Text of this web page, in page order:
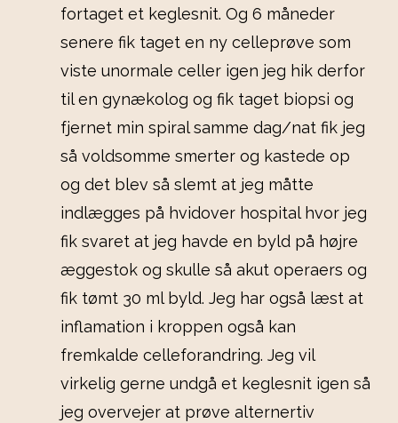
fortaget et keglesnit. Og 6 måneder
senere fik taget en ny celleprøve som
viste unormale celler igen jeg hik derfor
til en gynækolog og fik taget biopsi og
fjernet min spiral samme dag/nat fik jeg
så voldsomme smerter og kastede op
og det blev så slemt at jeg måtte
indlægges på hvidover hospital hvor jeg
fik svaret at jeg havde en byld på højre
æggestok og skulle så akut operaers og
fik tømt 30 ml byld. Jeg har også læst at
inflamation i kroppen også kan
fremkalde celleforandring. Jeg vil
virkelig gerne undgå et keglesnit igen så
jeg overvejer at prøve alternertiv